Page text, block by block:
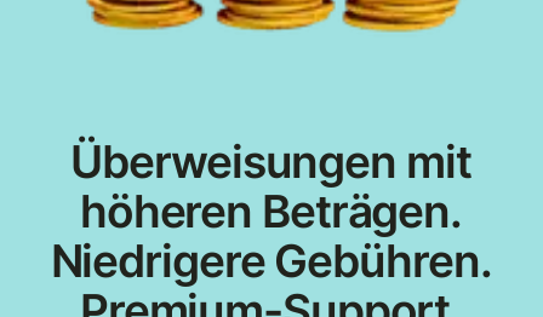
Überweisungen mit
höheren Beträgen.
Niedrigere Gebühren.